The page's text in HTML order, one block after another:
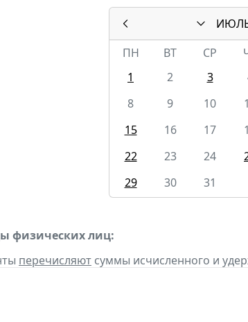
ПН
ВТ СР
1
2 3
8
9 10
15
16 17
22
23 24
29
30 31
физических лиц:
перечисляют суммы исчисленного и